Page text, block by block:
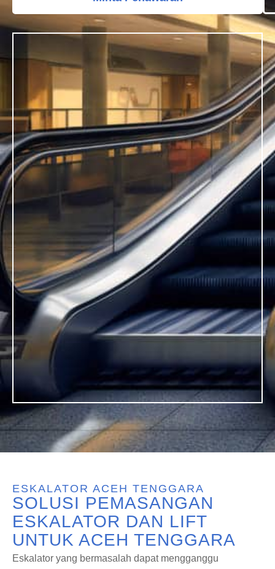
ESKALATOR ACEH TENGGARA
SOLUSI PEMASANGAN
ESKALATOR DAN LIFT
UNTUK ACEH TENGGARA
Eskalator yang bermasalah dapat mengganggu